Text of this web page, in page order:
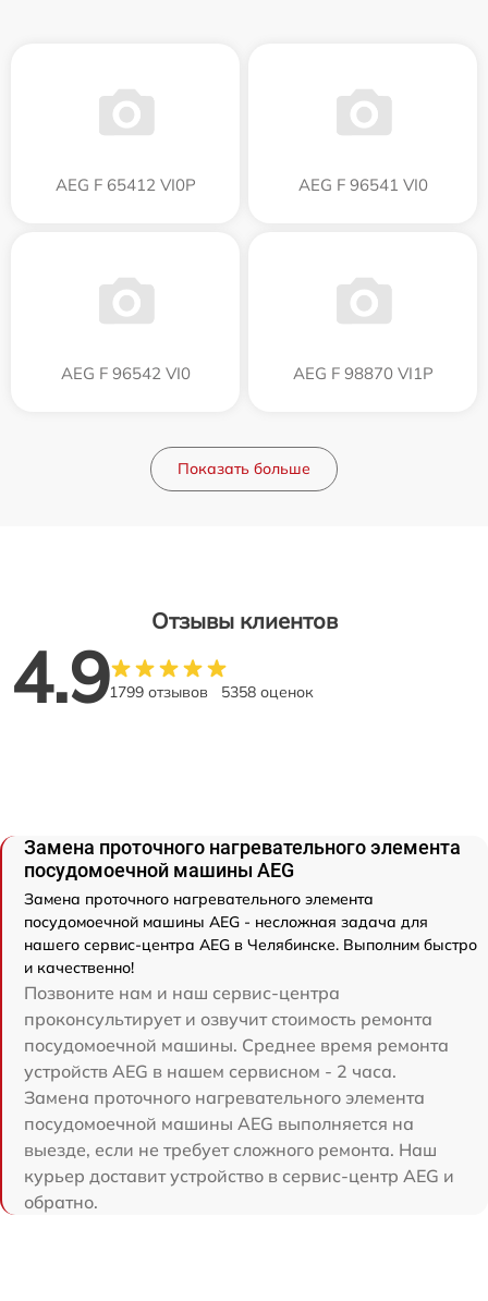
AEG F 65412 VI0P AEG F 96541 VI0
AEG F 96542 VI0 AEG F 98870 VI1P
Показать больше
Отзывы клиентов
4.91799 отзывов 5358 оценок
Замена проточного нагревательного элемента
посудомоечной машины AEG
Замена проточного нагревательного элемента
посудомоечной машины AEG - несложная задача для
нашего сервис-центра AEG в Челябинске. Выполним быстро
и качественно!
Позвоните нам и наш сервис-центра
проконсультирует и озвучит стоимость ремонта
посудомоечной машины. Среднее время ремонта
устройств AEG в нашем сервисном - 2 часа.
Замена проточного нагревательного элемента
посудомоечной машины AEG выполняется на
выезде, если не требует сложного ремонта. Наш
курьер доставит устройство в сервис-центр AEG и
обратно.